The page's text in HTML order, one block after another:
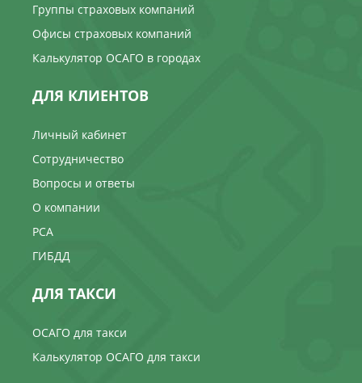
Группы страховых компаний
Офисы страховых компаний
Калькулятор ОСАГО в городах
ДЛЯ КЛИЕНТОВ
Личный кабинет
Сотрудничество
Вопросы и ответы
О компании
РСА
ГИБДД
ДЛЯ ТАКСИ
ОСАГО для такси
Калькулятор ОСАГО для такси